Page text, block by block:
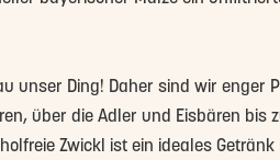
unser Ding! Daher sind wir enger
über die Adler und Eisbären bis
Zwickl ist ein ideales